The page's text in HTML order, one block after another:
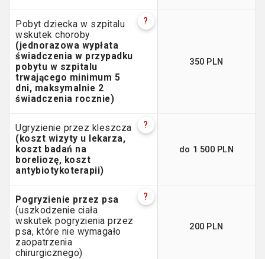
Pobyt dziecka w szpitalu
wskutek choroby
(jednorazowa wypłata
świadczenia w przypadku
pobytu w szpitalu
trwającego minimum 5
dni, maksymalnie 2
świadczenia rocznie)
?
350 PLN
Ugryzienie przez kleszcza
(koszt wizyty u lekarza,
koszt badań na
boreliozę, koszt
antybiotykoterapii)
?
do 1 500 PLN
Pogryzienie przez psa
(uszkodzenie ciała
wskutek pogryzienia przez
psa, które nie wymagało
zaopatrzenia
chirurgicznego)
?
200 PLN